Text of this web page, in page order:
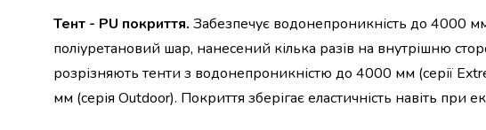
Гірчиця
Маринади
Хрін
Кондитерські
вироби
Тент - PU покриття. Забезпечує водонепроникність до 4000
поліуретановий шар, нанесений кілька разів на внутрішню
розрізняють тенти з водонепроникністю до 4000 мм (серії
мм (серія Outdoor). Покриття зберігає еластичність навіть при